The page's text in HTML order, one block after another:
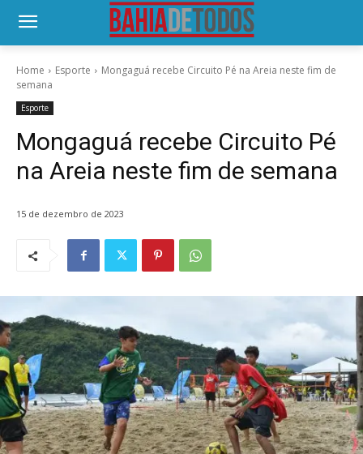
Home Esporte
Mongaguá recebe Circuito Pé na Areia neste fim de
semana
Esporte
Mongaguá recebe Circuito Pé
na Areia neste fim de semana
15 de dezembro de 2023